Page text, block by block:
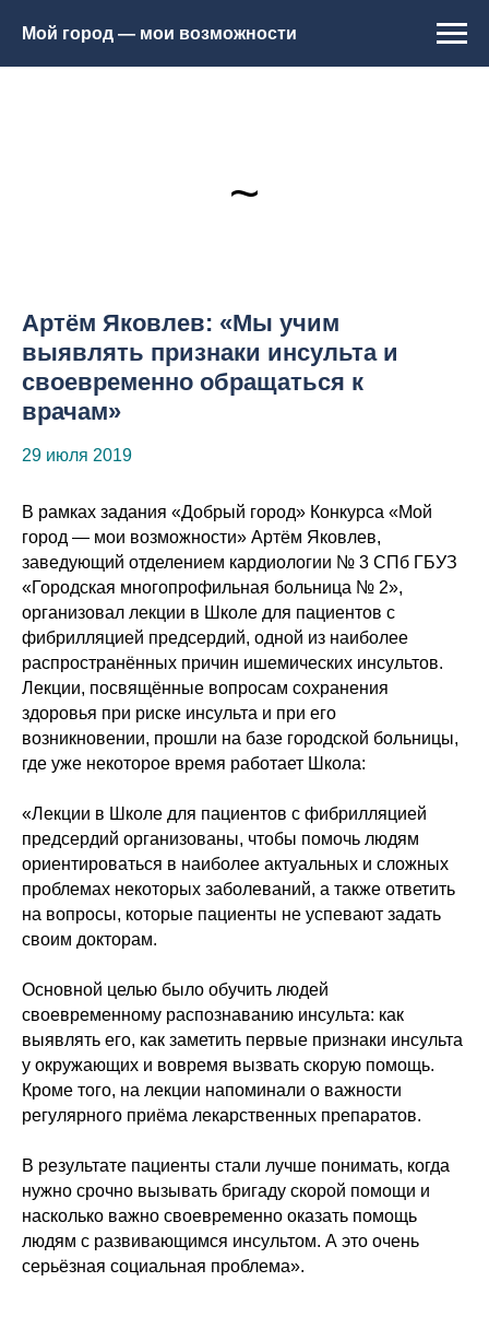
Мой город — мои возможности
~
Артём Яковлев: «Мы учим
выявлять признаки инсульта и
своевременно обращаться к
врачам»
29 июля 2019
В рамках задания «Добрый город» Конкурса «Мой
город — мои возможности» Артём Яковлев,
заведующий отделением кардиологии № 3 СПб ГБУЗ
«Городская многопрофильная больница № 2»,
организовал лекции в Школе для пациентов с
фибрилляцией предсердий, одной из наиболее
распространённых причин ишемических инсультов.
Лекции, посвящённые вопросам сохранения
здоровья при риске инсульта и при его
возникновении, прошли на базе городской больницы,
где уже некоторое время работает Школа:
«Лекции в Школе для пациентов с фибрилляцией
предсердий организованы, чтобы помочь людям
ориентироваться в наиболее актуальных и сложных
проблемах некоторых заболеваний, а также ответить
на вопросы, которые пациенты не успевают задать
своим докторам.
Основной целью было обучить людей
своевременному распознаванию инсульта: как
выявлять его, как заметить первые признаки инсульта
у окружающих и вовремя вызвать скорую помощь.
Кроме того, на лекции напоминали о важности
регулярного приёма лекарственных препаратов.
В результате пациенты стали лучше понимать, когда
нужно срочно вызывать бригаду скорой помощи и
насколько важно своевременно оказать помощь
людям с развивающимся инсультом. А это очень
серьёзная социальная проблема».